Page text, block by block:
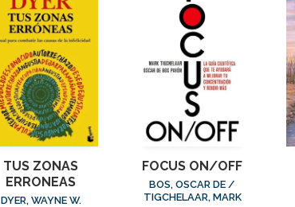
TUS ZONAS
ERRONEAS
DYER, WAYNE W.
FOCUS ON/OFF
BOS, OSCAR DE /
TIGCHELAAR, MARK